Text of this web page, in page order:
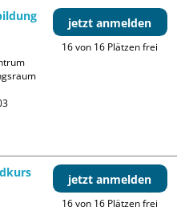
jetzt anmelden
16 von 16 Plätzen frei
jetzt anmelden
16 von 16 Plätzen frei